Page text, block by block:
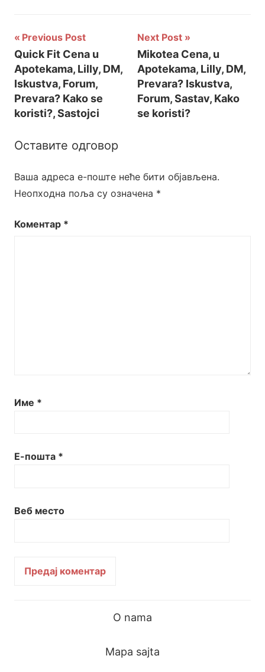
Кретање
чланка
Previous Post
Quick Fit Cena u
Apotekama, Lilly, DM,
Iskustva, Forum,
Prevara? Kako se
koristi?, Sastojci
Next Post
Mikotea Cena, u
Apotekama, Lilly, DM,
Prevara? Iskustva,
Forum, Sastav, Kako
se koristi?
Оставите одговор
Ваша адреса е-поште неће бити објављена.
Неопходна поља су означена *
Коментар *
Име *
Е-пошта *
Веб место
O nama
Mapa sajta